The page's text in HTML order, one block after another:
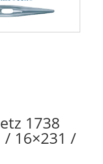
1738
/ 16×231 /